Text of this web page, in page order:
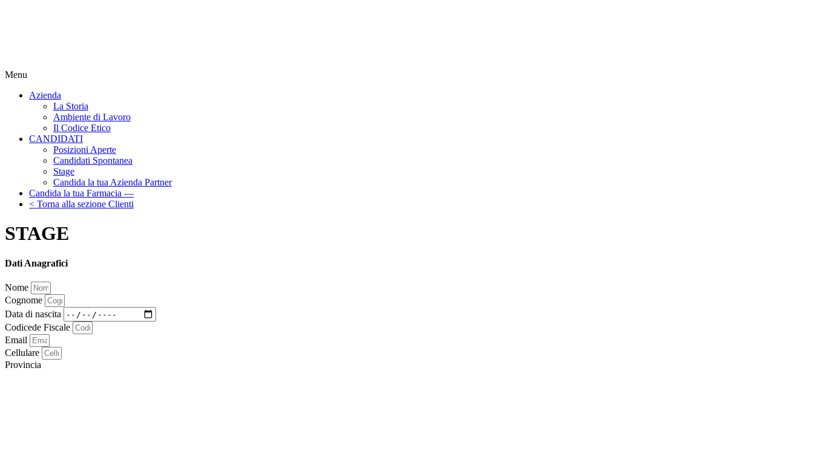
Menu
Azienda
La Storia
Ambiente di Lavoro
Il Codice Etico
CANDIDATI
Posizioni Aperte
Candidati Spontanea
Stage
Candida la tua Azienda Partner
Candida la tua Farmacia —
< Torna alla sezione Clienti
STAGE
Dati Anagrafici
Nome
Cognome
Data di nascita
Codicede Fiscale
Email
Cellulare
Provincia